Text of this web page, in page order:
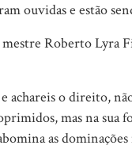
ouvidas e estão
Roberto Lyra
achareis o direito,
mas na sua
as